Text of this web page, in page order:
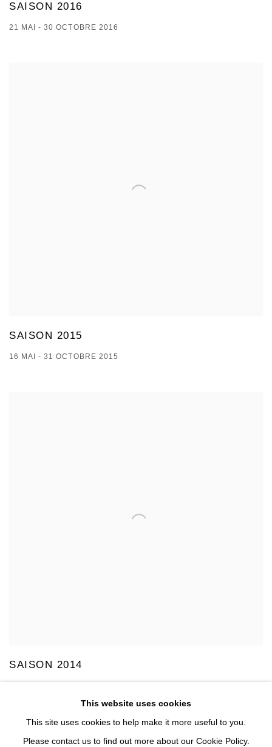
SAISON 2016
21 MAI - 30 OCTOBRE 2016
SAISON 2015
16 MAI - 31 OCTOBRE 2015
SAISON 2014
This website uses cookies
This site uses cookies to help make it more useful to you.
Please contact us to find out more about our Cookie Policy.